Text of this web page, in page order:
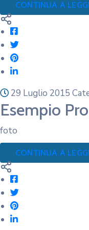
CONTINUA A
29 Luglio 2015
Esempio
foto
CONTINUA A